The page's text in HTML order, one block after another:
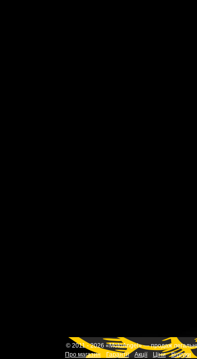
© 2011 - 2026 «MotoAngel» — продаж
Про магазин
Гарантії Акції Ціни Відгуки